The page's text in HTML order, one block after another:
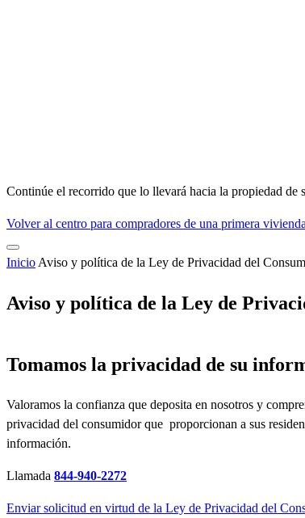
Continúe el recorrido que lo llevará hacia la propiedad de
Volver al centro para compradores de una primera vivienda
Inicio Aviso y política de la Ley de Privacidad del
Aviso y política de la Ley de
Tomamos la privacidad de su
Valoramos la confianza que deposita en nosotros y
privacidad del consumidorque proporcionan a sus
información.
Llamada 844-940-2272
Enviar solicitud en virtud de la Ley de Privacidad del